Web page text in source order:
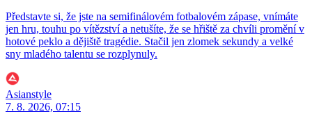
Představte si, že jste na semifinálovém fotbalovém zápase, vnímáte
jen hru, touhu po vítězství a netušíte, že se hřiště za chvíli promění v
hotové peklo a dějiště tragédie. Stačil jen zlomek sekundy a velké
sny mladého talentu se rozplynuly.
Asianstyle
7. 8. 2026, 07:15